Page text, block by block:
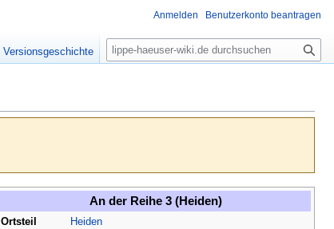
An der Reihe 3 (Heiden)
Ortsteil
Heiden
Anmelden Benutzerkonto beantragen
Versionsgeschichte
S
u
e